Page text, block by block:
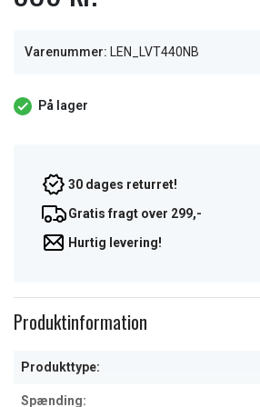
Varenummer: LEN_LVT440NB
På lager
30 dages returret!
Gratis fragt over 299,-
Hurtig levering!
Produktinformation
Produkttype:
Spænding: